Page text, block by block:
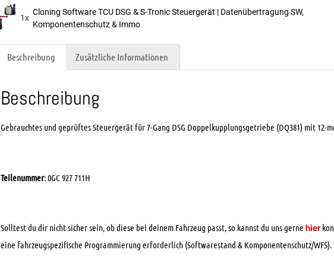
1x
Cloning Software TCU DSG & S-Tronic Steuergerät | Datenübertragung SW,
Komponentenschutz & Immo
Beschreibung Zusätzliche Informationen
Beschreibung
Gebrauchtes und geprüftes Steuergerät für 7-Gang DSG Doppelkupplungsgetriebe (DQ381) mit 12-
Teilenummer: 0GC 927 711H
Solltest du dir nicht sicher sein, ob diese bei deinem Fahrzeug passt, so kannst du uns gerne hier
eine fahrzeugspezifische Programmierung erforderlich (Softwarestand & Komponentenschutz/WFS).